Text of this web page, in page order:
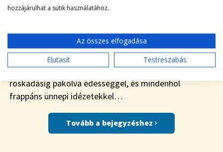
A tojásvadászat már megtervezve, az ünnepi menü
kitalálva, a lakás tele csokinyuszikkal és színes
tojásokkal? Közeleg a húsvét, a boltok polcai már
roskadásig pakolva édességgel, és mindenhol
frappáns ünnepi idézetekkel…
Tovább a bejegyzéshez
hozzájárulhat a sütik használatához.
Az összes elfogadása
Elutasít
Testreszabás